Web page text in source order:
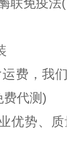
联免疫法
运费，我
代测)
优势、